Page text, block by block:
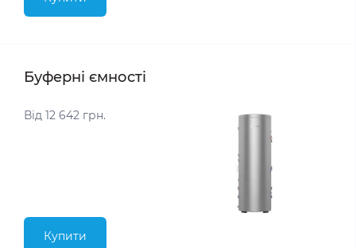
Буферні ємності
Від 12 642 грн.
Купити